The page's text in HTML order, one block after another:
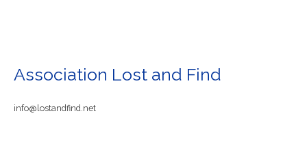
Association Lost and Find
info@lostandfind.net